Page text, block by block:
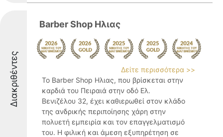
Διακριθέντες
Barber Shop Ηλιας
Δείτε περισσότερα >>
Το Barber Shop Ηλιας, που βρίσκεται στην
καρδιά του Πειραιά στην οδό Ελ.
Βενιζέλου 32, έχει καθιερωθεί στον κλάδο
της ανδρικής περιποίησης χάρη στην
πολυετή εμπειρία και τον επαγγελματισμό
του. Η φιλική και άμεση εξυπηρέτηση σε